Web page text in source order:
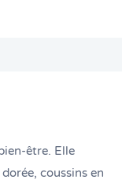
être. Elle
coussins en